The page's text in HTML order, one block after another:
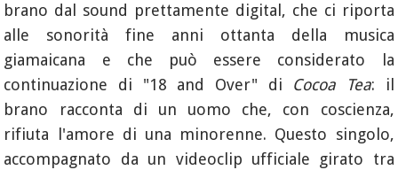
brano dal sound prettamente digital, che ci riporta
alle sonorità fine anni ottanta della musica
giamaicana e che può essere considerato la
continuazione di "18 and Over" di Cocoa Tea: il
brano racconta di un uomo che, con coscienza,
rifiuta l'amore di una minorenne. Questo singolo,
accompagnato da un videoclip ufficiale girato tra